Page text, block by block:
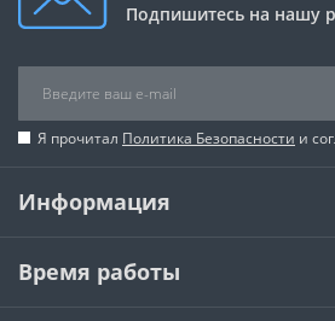
Подпишитесь на нашу
Я прочитал Политика Безопасности и
Информация
Время работы